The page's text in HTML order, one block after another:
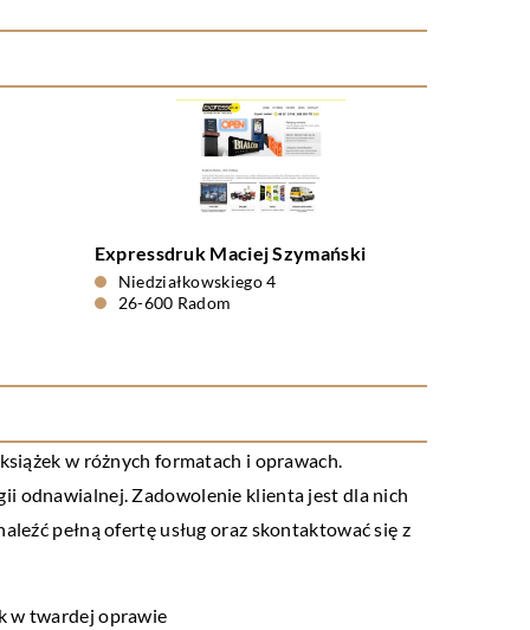
Expressdruk Maciej Szymański
Niedziałkowskiego 4
26-600 Radom
w różnych formatach i oprawach.
odnawialnej. Zadowolenie klienta jest dla nich
pełną ofertę usług oraz skontaktować się z
w twardej oprawie